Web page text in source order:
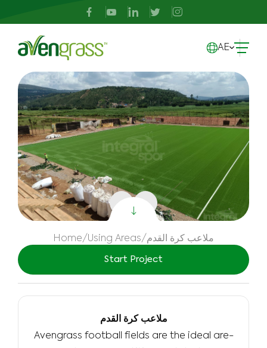
AE
Home/Using Areas/ملاعب كرة القدم
Start Project
ملاعب كرة القدم
Avengrass football fie­lds are the ideal are­